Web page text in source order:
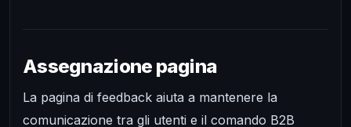
Assegnazione pagina
La pagina di feedback aiuta a mantenere la
comunicazione tra gli utenti e il comando B2B